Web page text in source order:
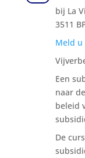
bij La
3511
Meld u
Een
naar
beleid
De